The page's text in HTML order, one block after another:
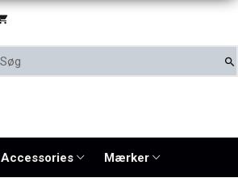
Accessories Mærker